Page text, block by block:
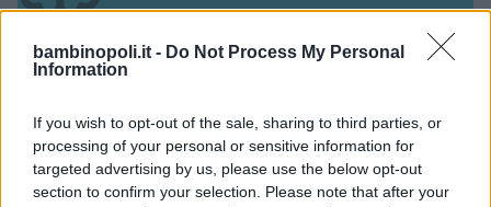
bambinopoli.it - Do Not Process My Personal
Information
If you wish to opt-out of the sale, sharing to third parties, or
processing of your personal or sensitive information for
targeted advertising by us, please use the below opt-out
section to confirm your selection. Please note that after your
Asili Nido